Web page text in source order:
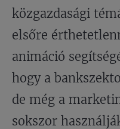
közgazdasági
elsőre
animáció
hogy a
de még a
sokszor